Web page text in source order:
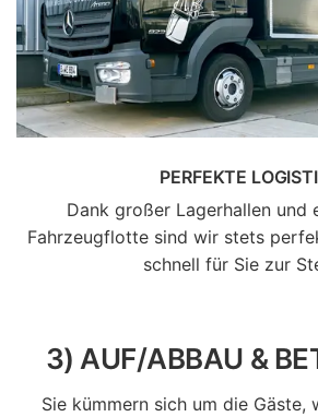
PERFEKTE
Dank großer Lagerhallen und
Fahrzeugflotte sind wir stets
schnell für Sie zur
3) AUF/ABBAU &
Sie kümmern sich um die Gäste,